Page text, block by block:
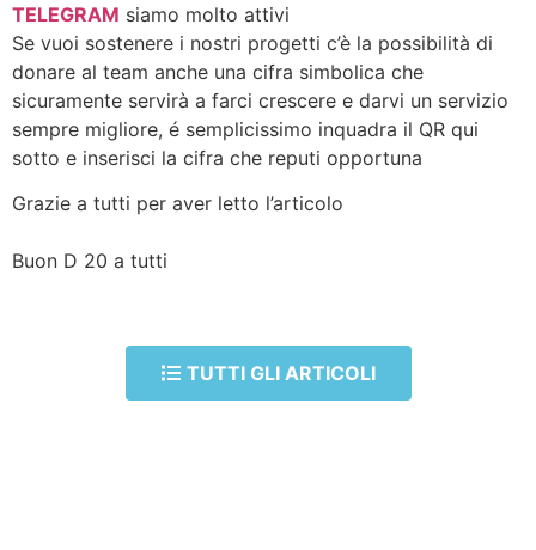
TELEGRAM siamo molto attivi
Se vuoi sostenere i nostri progetti c’è la possibilità di
donare al team anche una cifra simbolica che
sicuramente servirà a farci crescere e darvi un servizio
sempre migliore, é semplicissimo inquadra il QR qui
sotto e inserisci la cifra che reputi opportuna
Grazie a tutti per aver letto l’articolo
Buon D 20 a tutti
TUTTI GLI ARTICOLI